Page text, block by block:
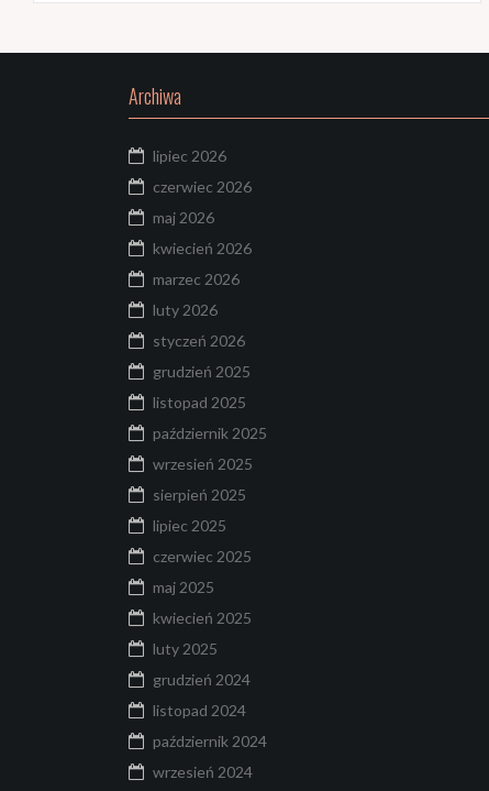
Archiwa
lipiec 2026
czerwiec 2026
maj 2026
kwiecień 2026
marzec 2026
luty 2026
styczeń 2026
grudzień 2025
listopad 2025
październik 2025
wrzesień 2025
sierpień 2025
lipiec 2025
czerwiec 2025
maj 2025
kwiecień 2025
luty 2025
grudzień 2024
listopad 2024
październik 2024
wrzesień 2024